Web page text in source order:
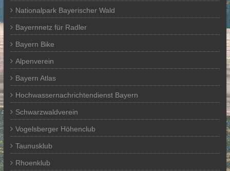
Nationalpark Bayerischer Wald
Bayernnetz für Radler
Bayern Bike
Alpenverein
Bayern Atlas
Hochwassernachrichtendienst Bayern
Schwarzwaldverein
Vogelsberger Höhenclub
Taunusklub
Rhoenklub